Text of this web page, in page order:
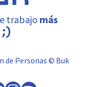
trabajo más
de Personas © Buk